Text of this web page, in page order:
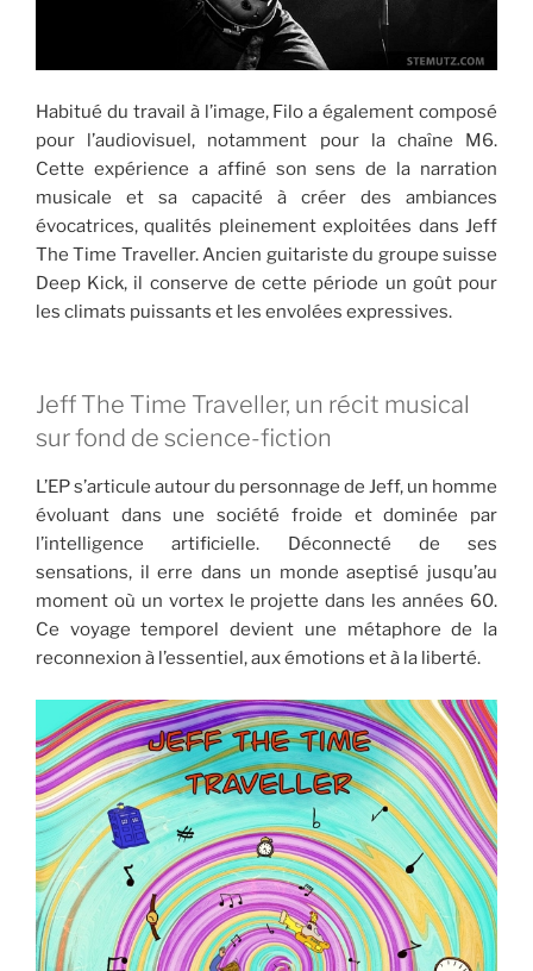
Habitué du travail à l’image, Filo a également composé
pour l’audiovisuel, notamment pour la chaîne M6.
Cette expérience a affiné son sens de la narration
musicale et sa capacité à créer des ambiances
évocatrices, qualités pleinement exploitées dans Jeff
The Time Traveller. Ancien guitariste du groupe suisse
Deep Kick, il conserve de cette période un goût pour
les climats puissants et les envolées expressives.
Jeff The Time Traveller, un récit musical
sur fond de science-fiction
L’EP s’articule autour du personnage de Jeff, un homme
évoluant dans une société froide et dominée par
l’intelligence artificielle. Déconnecté de ses
sensations, il erre dans un monde aseptisé jusqu’au
moment où un vortex le projette dans les années 60.
Ce voyage temporel devient une métaphore de la
reconnexion à l’essentiel, aux émotions et à la liberté.